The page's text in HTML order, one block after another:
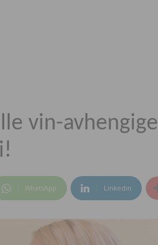
vin-avhengige
WhatsApp Linkedin